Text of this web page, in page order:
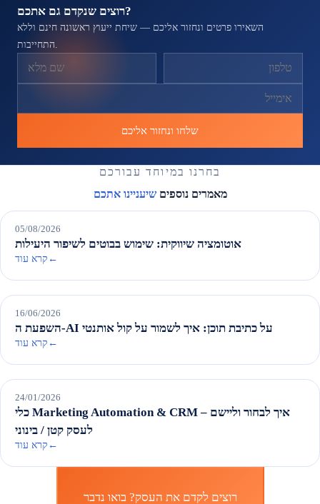
רוצים שנקדם גם אתכם?
השאירו פרטים ונחזור אליכם — שיחת ייעוץ ראשונה חינם וללא
התחייבות.
שלחו ונחזור אליכם
אל תמלאו שדה זה
שיעניינו אתכם
AI05/08/2026
אוטומציה שיווקית: שימוש בבוטים לשיפור היעילות
קרא עוד ←
AI16/06/2026
השפעת ה-AI על כתיבת תוכן: איך לשמור על קול אותנטי
קרא עוד ←
אסטרטגיה שיווקית
24/01/2026
כלי Marketing Automation & CRM – איך לבחור וליישם
לעסק קטן / בינוני
קרא עוד ←